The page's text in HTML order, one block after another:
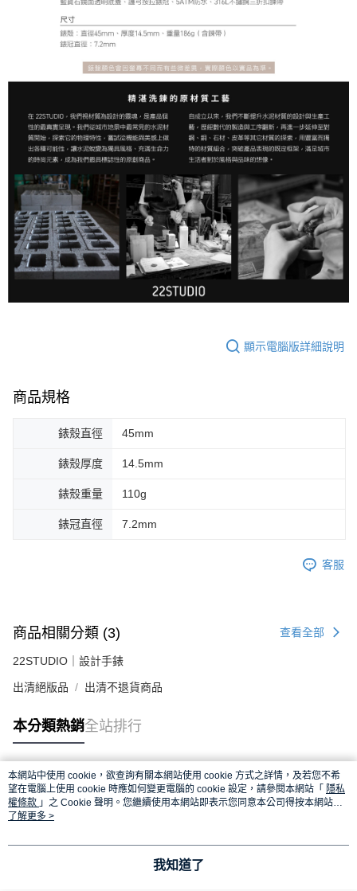
顯示電腦版詳細說明
商品規格
錶殼直徑 45mm
錶殼厚度 14.5mm
錶殼重量 110g
錶冠直徑 7.2mm
客服
商品相關分類 (3) 查看全部
22STUDIO｜設計手錶
出清絕版品 出清不退貨商品
本分類熱銷全站排行
熱門標籤
本網站中使用 cookie，欲查詢有關本網站使用 cookie 方式之詳情，及若您不希
望在電腦上使用 cookie 時應如何變更電腦的 cookie 設定，請參閱本網站「 隱私
權條款 」之 Cookie 聲明。您繼續使用本網站即表示您同意本公司得按本網站使
用條款之 Cookie 聲明使用 cookie。
了解更多 >
我知道了